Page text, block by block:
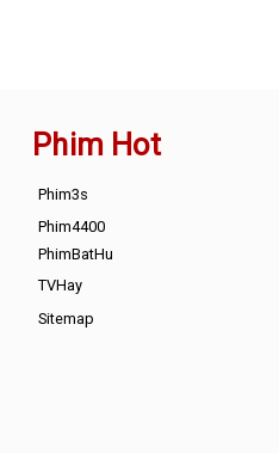
Phim Hot
Phim3s
Phim4400
PhimBatHu
TVHay
Sitemap